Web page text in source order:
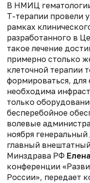
В НМИЦ
T-терапии провели
рамках
разработанного в
такое лечение
примерно столько
клеточной терапии
формироваться, для
необходима
только
бесперебойное
волевые
ноября
главный
Минздрава РФ
конференции
России», передает